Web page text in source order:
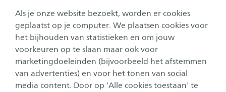
Als je onze website bezoekt, worden er cookies
geplaatst op je computer. We plaatsen cookies voor
het bijhouden van statistieken en om jouw
voorkeuren op te slaan maar ook voor
marketingdoeleinden (bijvoorbeeld het afstemmen
van advertenties) en voor het tonen van social
media content. Door op 'Alle cookies toestaan' te
subnavigation
subnavigation
SAXION